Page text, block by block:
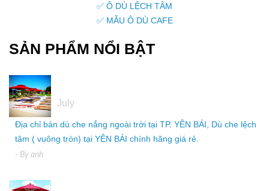
✅ Ô DÙ LỆCH TÂM
✅ MẪU Ô DÙ CAFE
SẢN PHẨM NỔI BẬT
July
Địa chỉ bán dù che nắng ngoài trời tại TP. YÊN BÁI, Dù che lệch
tâm ( vuông tròn) tại YÊN BÁI chính hãng giá rẻ.
- By anh